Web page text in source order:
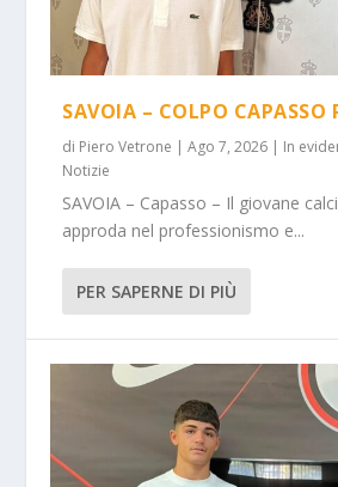
SAVOIA – COLPO CAPASSO
di Piero Vetrone |Ago 7, 2026 | In
Notizie
SAVOIA – Capasso – Il giovane
approda nel professionismo e...
PER SAPERNE DI PIÙ